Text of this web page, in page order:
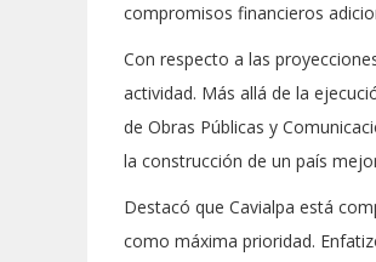
compromisos financieros
Con respecto a las
actividad. Más allá de la
de Obras Públicas y
la construcción de un país
Destacó que Cavialpa está
como máxima prioridad.